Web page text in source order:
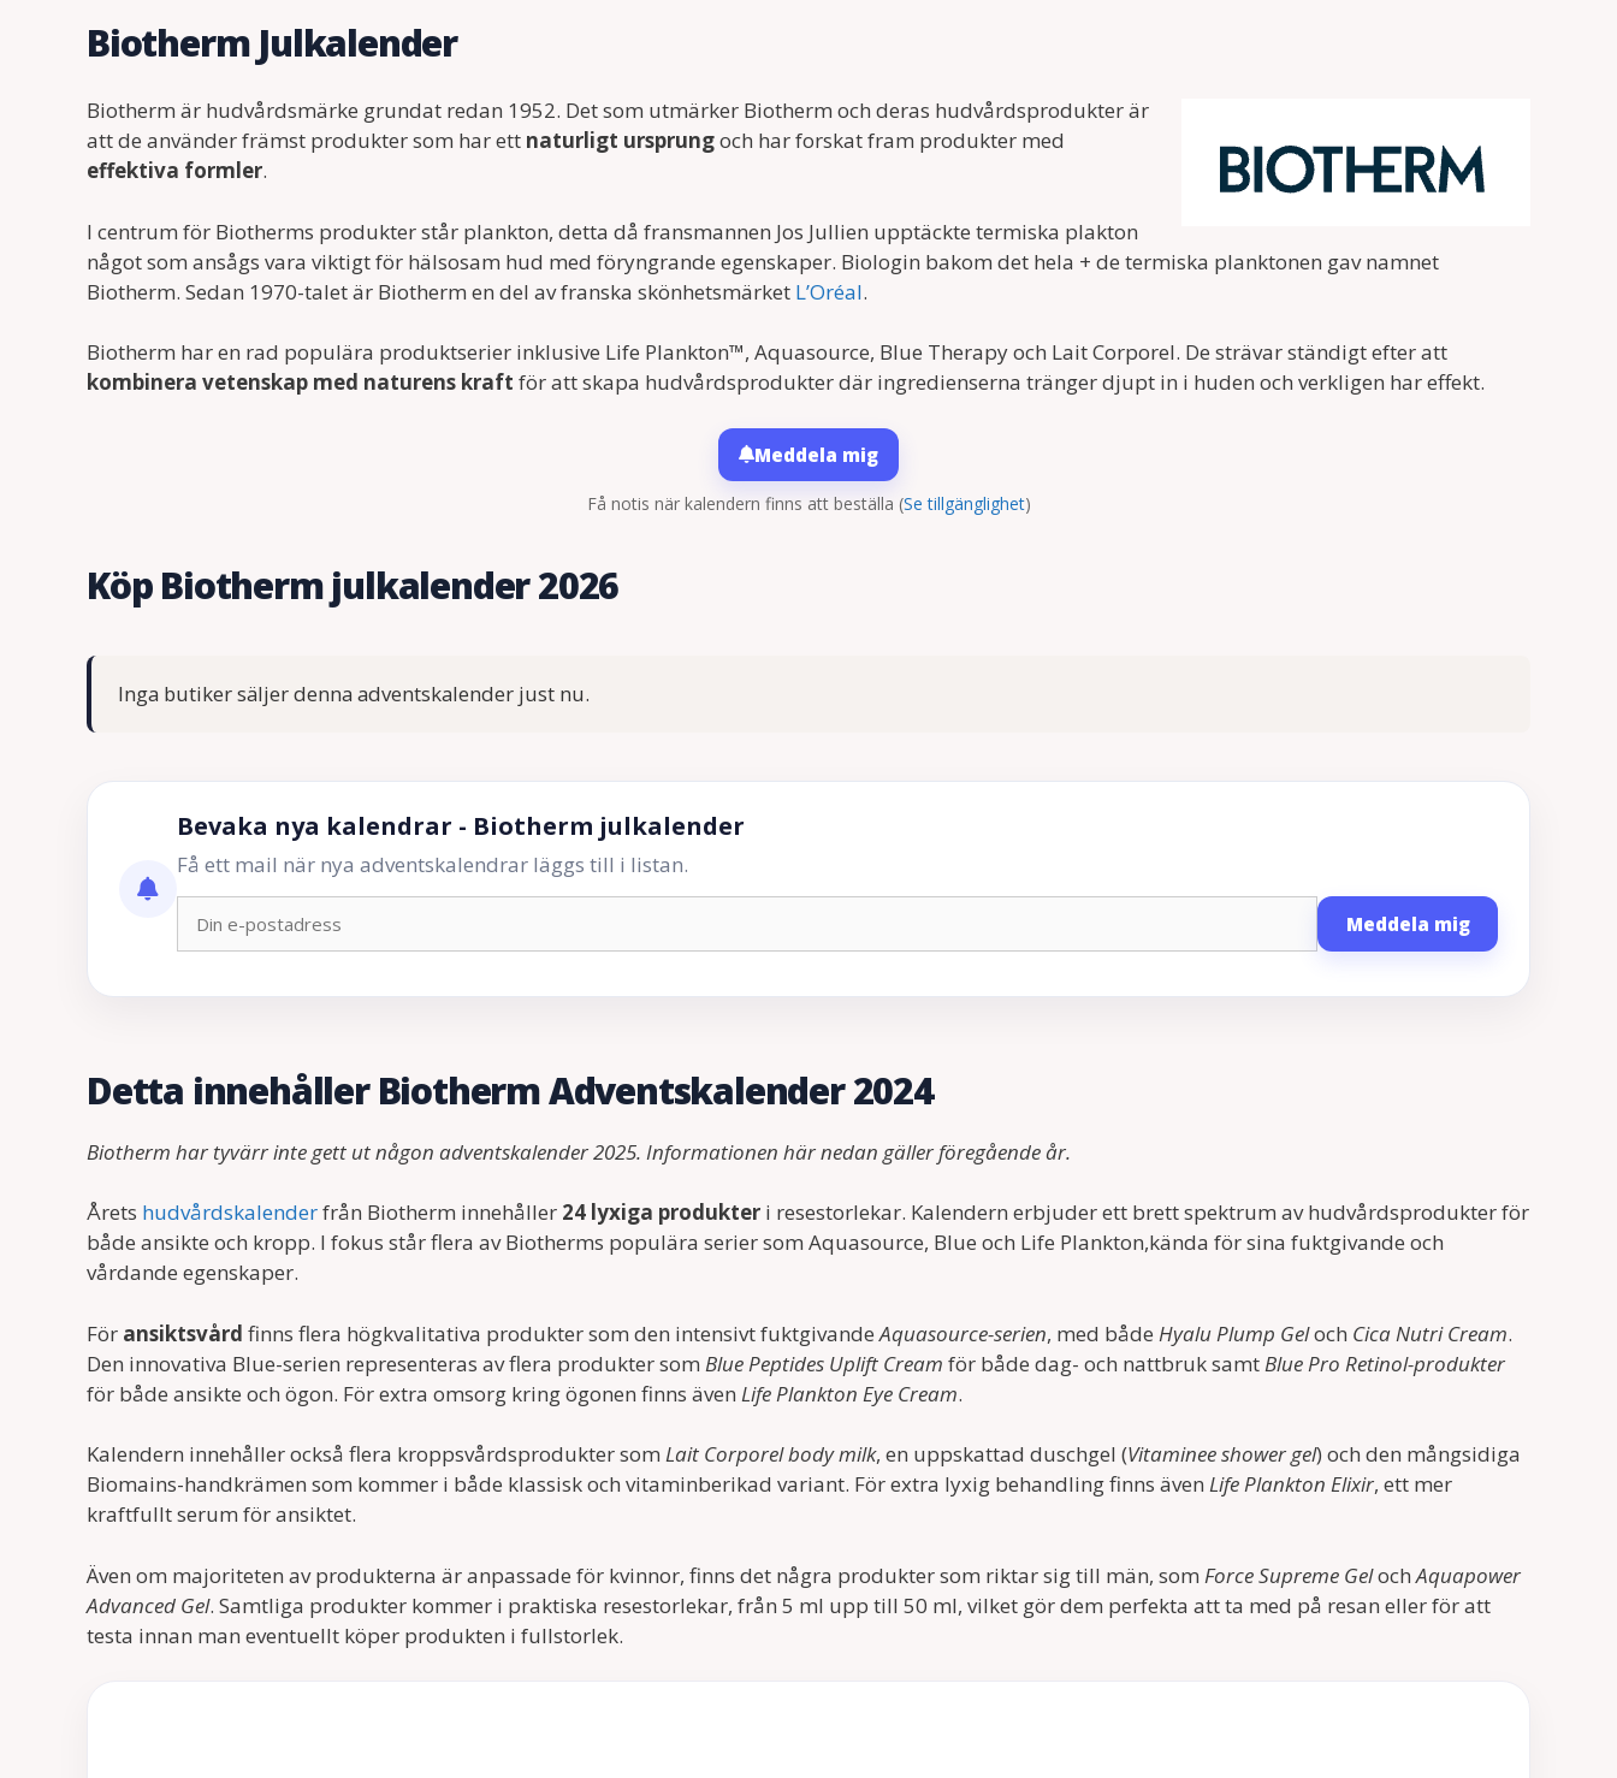
Biotherm Julkalender
Biotherm är hudvårdsmärke grundat redan 1952. Det som utmärker Biotherm och deras hudvårdsprodukter är
att de använder främst produkter som har ett naturligt ursprungoch har forskat fram produkter med
effektiva formler.
I centrum för Biotherms produkter står plankton, detta då fransmannen Jos Jullien upptäckte termiska plakton
något som ansågs vara viktigt för hälsosam hud med föryngrande egenskaper. Biologin bakom det hela + de termiska planktonen gav namnet
Biotherm. Sedan 1970-talet är Biotherm en del av franska skönhetsmärket L’Oréal.
Biotherm har en rad populära produktserier inklusive Life Plankton™, Aquasource, Blue Therapy och Lait Corporel. De strävar ständigt efter att
kombinera vetenskap med naturens kraft för att skapa hudvårdsprodukter där ingredienserna tränger djupt in i huden och verkligen har effekt.
Meddela mig
Få notis när kalendern finns att beställa (Se tillgänglighet)
Köp Biotherm julkalender 2026
Inga butiker säljer denna adventskalender just nu.
Bevaka nya kalendrar - Biotherm julkalender
Få ett mail när nya adventskalendrar läggs till i listan.
Meddela mig
Detta innehåller Biotherm Adventskalender 2024
Biotherm har tyvärr inte gett ut någon adventskalender 2025. Informationen här nedan gäller föregående år.
Årets hudvårdskalenderfrån Biotherm innehåller 24 lyxiga produkter i resestorlekar. Kalendern erbjuder ett brett spektrum av hudvårdsprodukter för
både ansikte och kropp. I fokus står flera av Biotherms populära serier som Aquasource, Blue och Life Plankton,kända för sina fuktgivande och
vårdande egenskaper.
För ansiktsvård finns flera högkvalitativa produkter som den intensivt fuktgivandeAquasource-serien, med både Hyalu Plump Geloch Cica Nutri Cream.
Den innovativa Blue-serien representeras av flera produkter som Blue Peptides Uplift Cream för både dag- och nattbruk samtBlue Pro Retinol-produkter
för både ansikte och ögon. För extra omsorg kring ögonen finns även Life Plankton Eye Cream.
Kalendern innehåller också flera kroppsvårdsprodukter som Lait Corporel body milk, en uppskattad duschgel (Vitaminee shower gel) och den mångsidiga
Biomains-handkrämen som kommer i både klassisk och vitaminberikad variant. För extra lyxig behandling finns även Life Plankton Elixir, ett mer
kraftfullt serum för ansiktet.
Även om majoriteten av produkterna är anpassade för kvinnor, finns det några produkter som riktar sig till män, som Force Supreme GelochAquapower
Advanced Gel. Samtliga produkter kommer i praktiska resestorlekar, från 5 ml upp till 50 ml, vilket gör dem perfekta att ta med på resan eller för att
testa innan man eventuellt köper produkten i fullstorlek.